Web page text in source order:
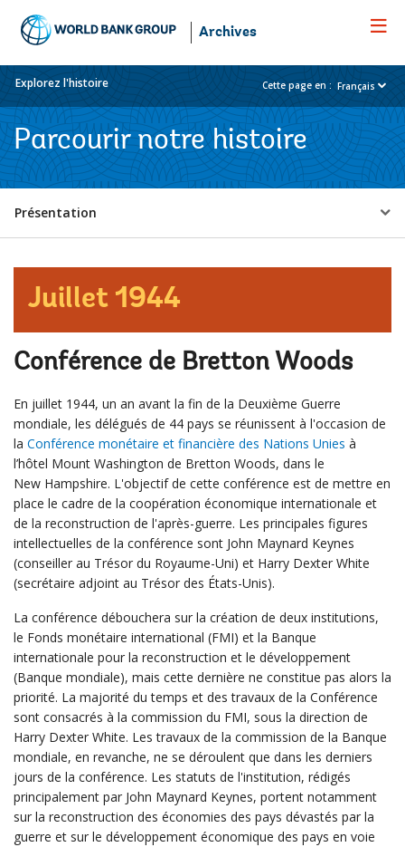
Navigation
Archives
Explorez l'histoire Cette page en : Français
Parcourir notre histoire
Select
navigation
pageselecting
option,
leaving
this
page
Présentation
Juillet 1944
Conférence de Bretton Woods
En juillet 1944, un an avant la fin de la Deuxième Guerre
mondiale, les délégués de 44 pays se réunissent à l'occasion de
la Conférence monétaire et financière des Nations Unies à
l’hôtel Mount Washington de Bretton Woods, dans le
New Hampshire. L'objectif de cette conférence est de mettre en
place le cadre de la coopération économique internationale et
de la reconstruction de l'après-guerre. Les principales figures
intellectuelles de la conférence sont John Maynard Keynes
(conseiller au Trésor du Royaume-Uni) et Harry Dexter White
(secrétaire adjoint au Trésor des États-Unis).
La conférence débouchera sur la création de deux institutions,
le Fonds monétaire international (FMI) et la Banque
internationale pour la reconstruction et le développement
(Banque mondiale), mais cette dernière ne constitue pas alors la
priorité. La majorité du temps et des travaux de la Conférence
sont consacrés à la commission du FMI, sous la direction de
Harry Dexter White. Les travaux de la commission de la Banque
mondiale, en revanche, ne se déroulent que dans les derniers
jours de la conférence. Les statuts de l'institution, rédigés
principalement par John Maynard Keynes, portent notamment
sur la reconstruction des économies des pays dévastés par la
guerre et sur le développement économique des pays en voie